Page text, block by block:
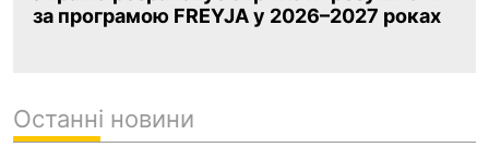
за програмою FREYJA у 2026–2027 роках
Останні новини